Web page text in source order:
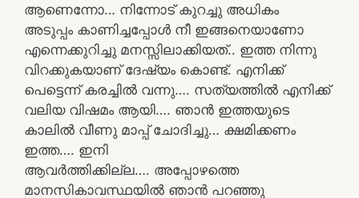
ആണെന്നോ… നിന്നോട് കുറച്ചു അധികം
അടുപ്പം കാണിച്ചപ്പോൾ നീ ഇങ്ങനെയാണോ
എന്നെക്കുറിച്ചു മനസ്സിലാക്കിയത്.. ഇത്ത നിന്നു
വിറക്കുകയാണ് ദേഷ്യം കൊണ്ട്. എനിക്ക്
പെട്ടെന്ന് കരച്ചിൽ വന്നു…. സത്യത്തിൽ എനിക്ക്
വലിയ വിഷമം ആയി…. ഞാൻ ഇത്തയുടെ
കാലിൽ വീണു മാപ്പ് ചോദിച്ചു… ക്ഷമിക്കണം
ഇത്ത…. ഇനി
ആവർത്തിക്കില്ല…. അപ്പോഴത്തെ
മാനസികാവസ്ഥയിൽ ഞാൻ പറഞ്ഞു